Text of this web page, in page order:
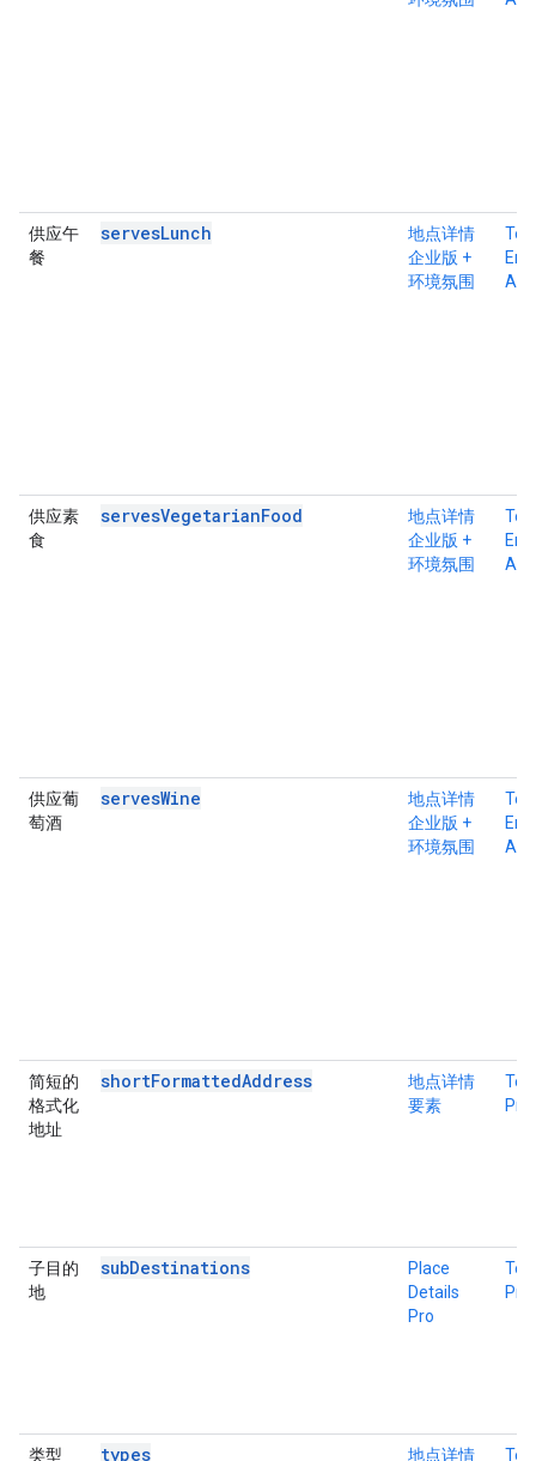
供应午
餐
servesLunch
地点详情
企业版 +
环境氛围
供应素
食
servesVegetarianFood
地点详情
企业版 +
环境氛围
供应葡
萄酒
servesWine
地点详情
企业版 +
环境氛围
简短的
格式化
地址
shortFormattedAddress
地点详情
要素
Pro
子目的
地
subDestinations
Place
Details
Pro
Pro
类型 types 地点详情